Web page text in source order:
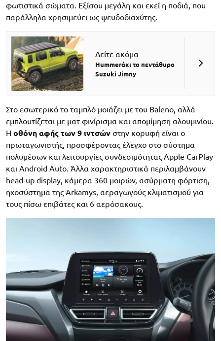
φωτιστικά σώματα. Εξίσου μεγάλη και εκεί η ποδιά, που
παράλληλα χρησιμεύει ως ψευδοδιαχύτης.
Δείτε ακόμα
Hummerάκι το πεντάθυρο
Suzuki Jimny
Στο εσωτερικό το ταμπλό μοιάζει με του Baleno, αλλά
εμπλουτίζεται με ματ φινίρισμα και απομίμηση αλουμινίου.
Η οθόνη αφής των 9 ιντσών στην κορυφή είναι ο
πρωταγωνιστής, προσφέροντας έλεγχο στο σύστημα
πολυμέσων και λειτουργίες συνδεσιμότητας Apple CarPlay
και Android Auto. Άλλα χαρακτηριστικά περιλαμβάνουν
head-up display, κάμερα 360 μοιρών, ασύρματη φόρτιση,
ηχοσύστημα της Arkamys, αεραγωγούς κλιματισμού για
τους πίσω επιβάτες και 6 αερόσακους.